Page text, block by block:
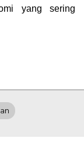
yang sering